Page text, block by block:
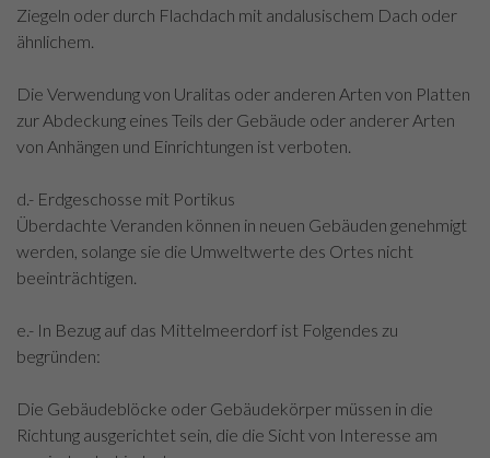
Ziegeln oder durch Flachdach mit andalusischem Dach oder
ähnlichem.
Die Verwendung von Uralitas oder anderen Arten von Platten
zur Abdeckung eines Teils der Gebäude oder anderer Arten
von Anhängen und Einrichtungen ist verboten.
d.- Erdgeschosse mit Portikus
Überdachte Veranden können in neuen Gebäuden genehmigt
werden, solange sie die Umweltwerte des Ortes nicht
beeinträchtigen.
e.- In Bezug auf das Mittelmeerdorf ist Folgendes zu
begründen:
Die Gebäudeblöcke oder Gebäudekörper müssen in die
Richtung ausgerichtet sein, die die Sicht von Interesse am